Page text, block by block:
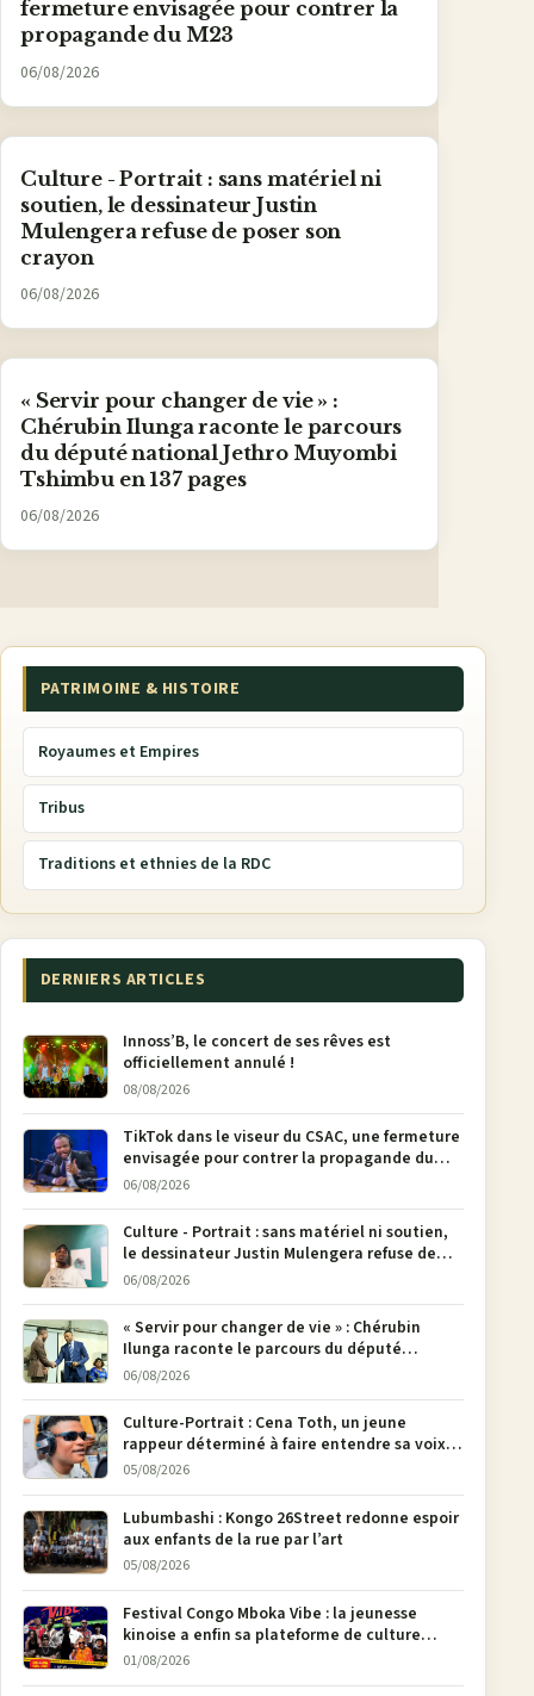
fermeture envisagée pour contrer la
propagande du M23
06/08/2026
Culture - Portrait : sans matériel ni
soutien, le dessinateur Justin
Mulengera refuse de poser son
crayon
06/08/2026
« Servir pour changer de vie » :
Chérubin Ilunga raconte le parcours
du député national Jethro Muyombi
Tshimbu en 137 pages
06/08/2026
PATRIMOINE & HISTOIRE
Royaumes et Empires
Tribus
Traditions et ethnies de la RDC
DERNIERS ARTICLES
Innoss’B, le concert de ses rêves est
officiellement annulé !
08/08/2026
TikTok dans le viseur du CSAC, une fermeture
envisagée pour contrer la propagande du
M23
06/08/2026
Culture - Portrait : sans matériel ni soutien,
le dessinateur Justin Mulengera refuse de
poser son crayon
06/08/2026
« Servir pour changer de vie » : Chérubin
Ilunga raconte le parcours du député
national Jethro Muyombi Tshimbu en 137
06/08/2026
Culture-Portrait : Cena Toth, un jeune
rappeur déterminé à faire entendre sa voix à
Bunia
05/08/2026
Lubumbashi : Kongo 26Street redonne espoir
aux enfants de la rue par l’art
05/08/2026
Festival Congo Mboka Vibe : la jeunesse
kinoise a enfin sa plateforme de culture
urbaine
01/08/2026